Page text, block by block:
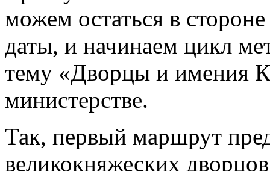
можем остаться в
даты, и начинаем цикл
тему «Дворцы и имения
министерстве.
Так, первый маршрут
великокняжеских